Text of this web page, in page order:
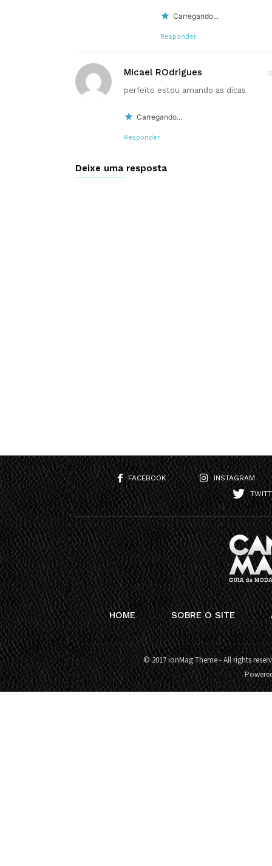
Carregando...
Responder
Micael ROdrigues
perfeito estou amando as dicas
Carregando...
Responder
Deixe uma resposta
FACEBOOK
INSTAGRAM
HOME SOBRE O SITE
© 2017 ionMag Theme - All rights